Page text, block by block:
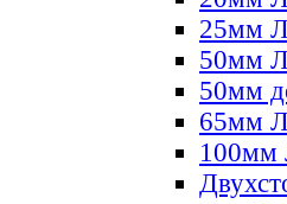
25мм
50мм
50мм
65мм
100мм